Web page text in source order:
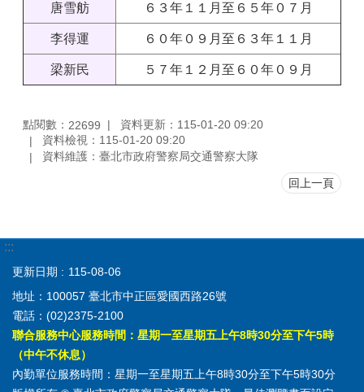
唐雪舫 ６３年１１月至６５年０７月
李得運 ６０年０９月至６３年１１月
梁新民 ５７年１２月至６０年０９月
點閱數： 22699
資料更新：115-01-20 09:20
資料檢視：115-01-20 09:20
資料維護：臺北市政府警察局交通警察大隊
回上一頁
:::
更新日期
115-08-06
地址：100057 臺北市中正區愛國西路26號
電話：(02)2375-2100
聯合服務中心服務時間：星期一至星期五上午8時30分至下午5時
（中午不休息）
內勤單位服務時間：星期一至星期五上午8時30分至下午5時30分